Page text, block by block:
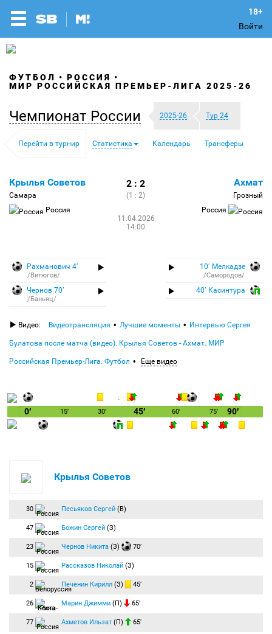
Войти
ФУТБОЛ
РОССИЯ
МИР РОССИЙСКАЯ ПРЕМЬЕР-ЛИГА 2025-26
Чемпионат России 2025-26 Тур 24
Перейти в турнир Статистика Календарь Трансферы
Крылья Советов
Самара
Россия
2 : 2
(1 : 2)
11.04.2026
14:00
Ахмат
Грозный
Россия
Рахманович 4′
/Витюгов/
Чернов 70′
/Баньяц/
10′ Мелкадзе
/Самородов/
40′ Касинтура
Видео: Видеотрансляция Лучшие моменты Интервью Сергея
Булатова после матча (видео). Крылья Советов - Ахмат. МИР
Российская Премьер-Лига. Футбол Еще видео
0′ 15′ 30′ 45′ 60′ 75′ 90′
Крылья Советов
30 Песьяков Сергей (В)
47 Божин Сергей (З)
23 Чернов Никита (З) 70′
15 Рассказов Николай (З)
2 Печенин Кирилл (З) 45′
26 Марин Джимми (П) 65′
77 Ахметов Ильзат (П) 65′